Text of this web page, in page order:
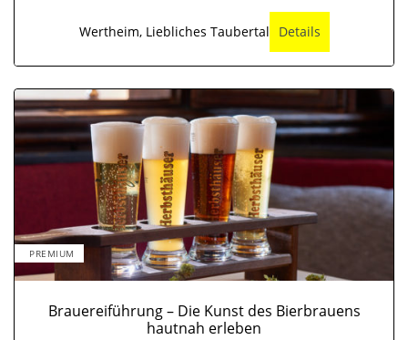
Wertheim, Liebliches Taubertal Details
PREMIUM
Brauereiführung – Die Kunst des Bierbrauens
hautnah erleben